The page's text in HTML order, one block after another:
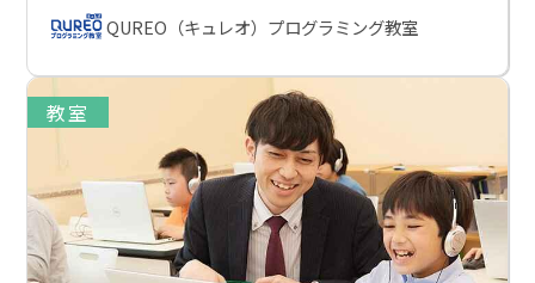
QUREO（キュレオ）プログラミング教室
教室